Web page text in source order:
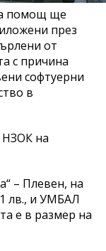
помощ ще
през
от
с причина
софтуерни
в
НЗОК на
– Плевен, на
лв., и УМБАЛ
е в размер на